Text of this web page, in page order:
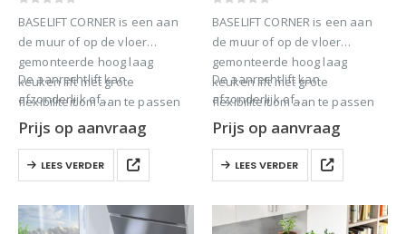
BASELIFT CORNER is een aan
de muur of op de vloer
gemonteerde hoog laag
keuken lift met grote
flexibiliteit om aan te passen
aan verschillende behoeften.
De aanrechtlift kan
afzonderlijk of…
Prijs op aanvraag
LEES VERDER
BASELIFT CORNER is een aan
de muur of op de vloer
gemonteerde hoog laag
keuken lift met grote
flexibiliteit om aan te passen
aan verschillende behoeften.
De aanrechtlift kan
afzonderlijk of…
Prijs op aanvraag
LEES VERDER